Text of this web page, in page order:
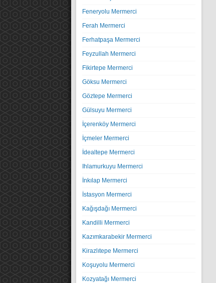
Feneryolu Mermerci
Ferah Mermerci
Ferhatpaşa Mermerci
Feyzullah Mermerci
Fikirtepe Mermerci
Göksu Mermerci
Göztepe Mermerci
Gülsuyu Mermerci
İçerenköy Mermerci
İçmeler Mermerci
İdealtepe Mermerci
Ihlamurkuyu Mermerci
İnkılap Mermerci
İstasyon Mermerci
Kağışdağı Mermerci
Kandilli Mermerci
Kazımkarabekir Mermerci
Kirazlıtepe Mermerci
Koşuyolu Mermerci
Kozyatağı Mermerci